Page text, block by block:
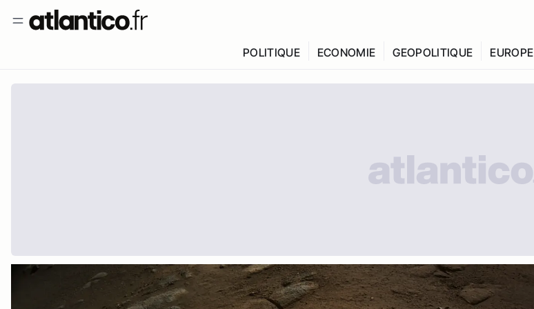
POLITIQUE ECONOMIE GEOPOLITIQUE EUROPE